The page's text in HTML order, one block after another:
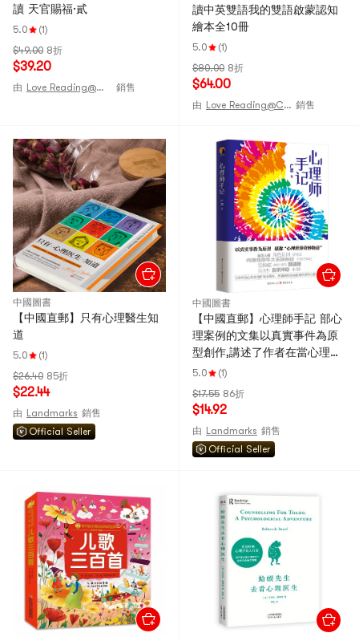
讀 天官賜福·貳
5.0
(1)
$49.00 8折
$39.20
由 Love Reading@CHINA 銷售
讀中英雙語我的雙語啟蒙認知
繪本全10冊
5.0
(1)
$80.00 8折
$64.00
由 Love Reading@CHINA 銷售
中國圖書
【中國直郵】只有心理醫生知
道
5.0
(1)
$26.40 85折
$22.44
由 Landmarks 銷售
Official Seller
中國圖書
【中國直郵】心理師手記 部心
理案例的文集以真實事件為原
型創作,講述了作者在當心理諮
商師的那些年 中國圖書 限時搶
5.0
(1)
$17.55 86折
$14.92
由 Landmarks 銷售
Official Seller